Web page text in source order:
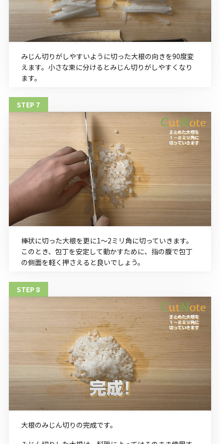
みじん切りがしやすいように切った大根の向きを90度変
えます。小さな束に分けるとみじん切りがしやすくなり
ます。
棒状に切った大根を更に1～2ミリ角に切っていきます。
このとき、包丁を安定して動かすために、指の腹で包丁
の側面を軽く押さえると良いでしょう。
大根のみじん切りの完成です。